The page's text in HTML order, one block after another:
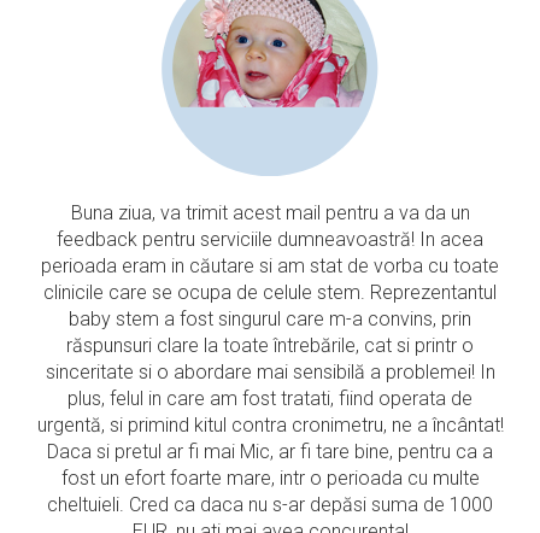
Buna ziua, va trimit acest mail pentru a va da un
feedback pentru serviciile dumneavoastră! In acea
perioada eram in căutare si am stat de vorba cu toate
clinicile care se ocupa de celule stem. Reprezentantul
baby stem a fost singurul care m-a convins, prin
răspunsuri clare la toate întrebările, cat si printr o
sinceritate si o abordare mai sensibilă a problemei! In
plus, felul in care am fost tratati, fiind operata de
urgentă, si primind kitul contra cronimetru, ne a încântat!
Daca si pretul ar fi mai Mic, ar fi tare bine, pentru ca a
fost un efort foarte mare, intr o perioada cu multe
cheltuieli. Cred ca daca nu s-ar depăsi suma de 1000